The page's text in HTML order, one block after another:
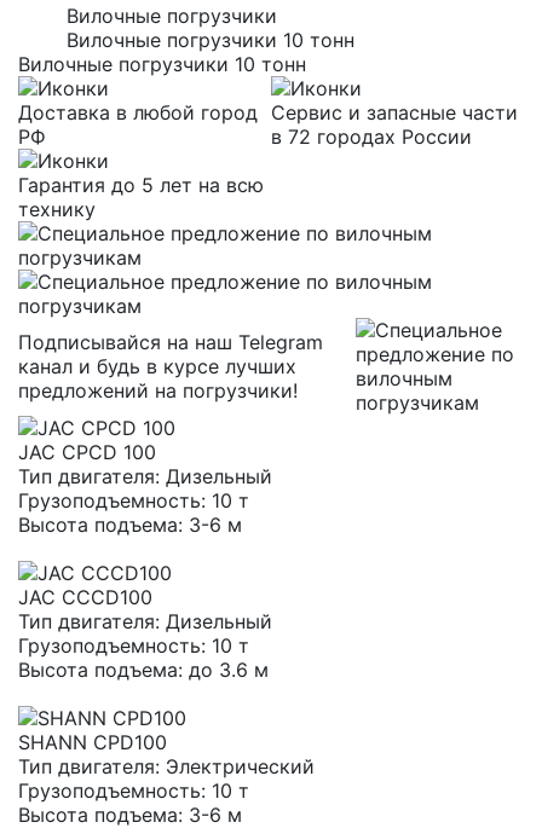
Вилочные погрузчики
Вилочные погрузчики 10 тонн
Вилочные погрузчики 10 тонн
Доставка в любой город
РФ
Сервис и запасные части
в 72 городах России
Гарантия до 5 лет на всю
технику
Подписывайся на наш Telegram
канал и будь в курсе лучших
предложений на погрузчики!
JAC CPCD 100
Тип двигателя: Дизельный
Грузоподъемность: 10 т
Высота подъема: 3-6 м
JAC CCCD100
Тип двигателя: Дизельный
Грузоподъемность: 10 т
Высота подъема: до 3.6 м
SHANN CPD100
Тип двигателя: Электрический
Грузоподъемность: 10 т
Высота подъема: 3-6 м